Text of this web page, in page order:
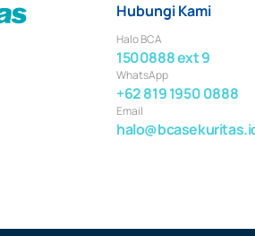
Hubungi Kami
Halo BCA
1500888 ext 9
WhatsApp
+62 819 1950 0888
Email